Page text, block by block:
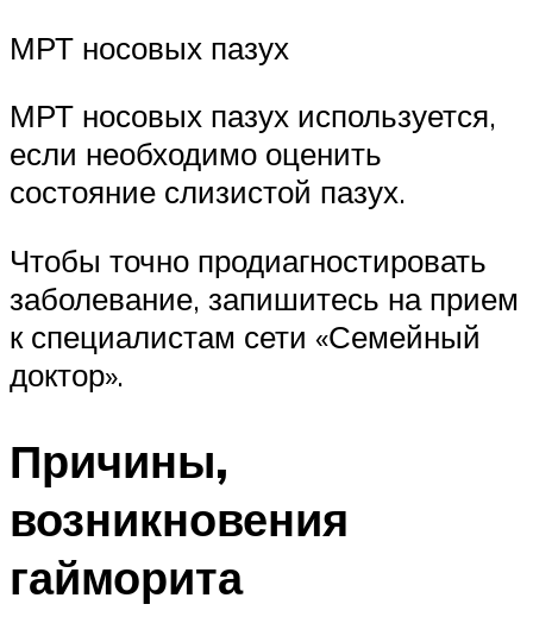
МРТ носовых пазух
МРТ носовых пазух используется,
если необходимо оценить
состояние слизистой пазух.
Чтобы точно продиагностировать
заболевание, запишитесь на прием
к специалистам сети «Семейный
доктор».
Причины,
возникновения
гайморита